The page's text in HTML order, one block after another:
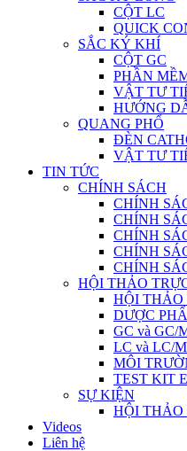
CỘT LC
QUICK
SẮC KÝ KHÍ
CỘT GC
PHẦN
VẬT TƯ
HƯỚNG
QUANG PHỔ
ĐÈN
VẬT TƯ
TIN TỨC
CHÍNH SÁCH
CHÍNH
CHÍNH
CHÍNH
CHÍNH
CHÍNH
HỘI THẢO
HỘI THẢO
DƯỢC
GC và GC/
LC và LC/
MÔI
TEST KIT
SỰ KIỆN
HỘI THẢO
Videos
Liên hệ